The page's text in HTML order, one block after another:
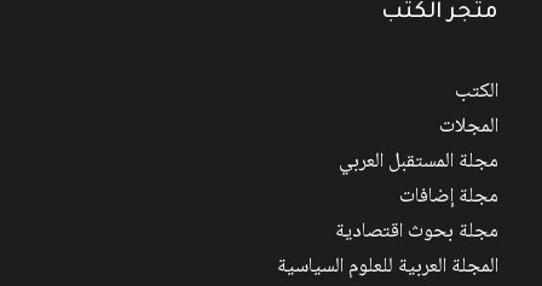
متجر الكتب
الكتب
المجلات
مجلة المستقبل العربي
مجلة إضافات
مجلة بحوث اقتصادية
المجلة العربية للعلوم السياسية